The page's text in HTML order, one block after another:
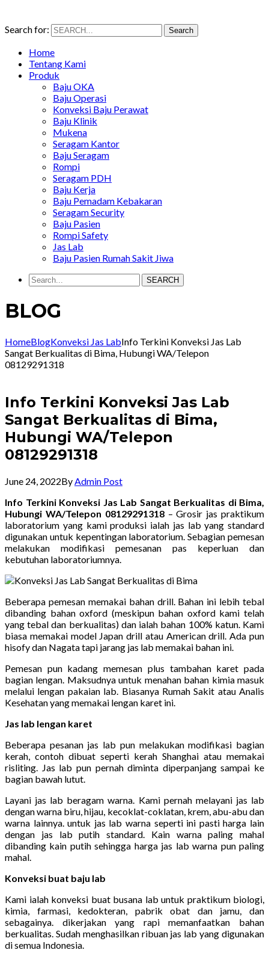
Search for: Search
Home
Tentang Kami
Produk
Baju OKA
Baju Operasi
Konveksi Baju Perawat
Baju Klinik
Mukena
Seragam Kantor
Baju Seragam
Rompi
Seragam PDH
Baju Kerja
Baju Pemadam Kebakaran
Seragam Security
Baju Pasien
Rompi Safety
Jas Lab
Baju Pasien Rumah Sakit Jiwa
SEARCH
BLOG
HomeBlogKonveksi Jas LabInfo Terkini Konveksi Jas Lab
Sangat Berkualitas di Bima, Hubungi WA/Telepon
08129291318
Info Terkini Konveksi Jas Lab
Sangat Berkualitas di Bima,
Hubungi WA/Telepon
08129291318
June 24, 2022By Admin Post
Info Terkini Konveksi Jas Lab Sangat Berkualitas di Bima,
Hubungi WA/Telepon 08129291318– Grosir jas praktikum
laboratorium yang kami produksi ialah jas lab yang standard
digunakan untuk kepentingan laboratorium. Sebagian pemesan
melakukan modifikasi pemesanan pas keperluan dan
kebutuhan laboratoriumnya.
Beberapa pemesan memakai bahan drill. Bahan ini lebih tebal
dibanding bahan oxford (meskipun bahan oxford kami telah
yang tebal dan berkualitas) dan ialah bahan 100% katun. Kami
biasa memakai model Japan drill atau American drill. Ada pun
hisofy dan Nagata tapi jarang jas lab memakai bahan ini.
Pemesan pun kadang memesan plus tambahan karet pada
bagian lengan. Maksudnya untuk menahan bahan kimia masuk
melalui lengan pakaian lab. Biasanya Rumah Sakit atau Analis
Kesehatan yang memakai lengan karet ini.
Jas lab lengan karet
Beberapa pesanan jas lab pun melakukan modifikasi bagian
kerah, contoh dibuat seperti kerah Shanghai atau memakai
risliting. Jas lab pun pernah diminta diperpanjang sampai ke
bagian bawah lutut.
Layani jas lab beragam warna. Kami pernah melayani jas lab
dengan warna biru, hijau, kecoklat-coklatan, krem, abu-abu dan
warna lainnya. untuk jas lab warna seperti ini pasti harga lain
dengan jas lab putih standard. Kain warna paling mahal
dibanding kain putih sehingga harga jas lab warna pun paling
mahal.
Konveksi buat baju lab
Kami ialah konveksi buat busana lab untuk praktikum biologi,
kimia, farmasi, kedokteran, pabrik obat dan jamu, dan
sebagainya. dikerjakan yang rapi memanfaatkan bahan
berkualitas. Sudah menghasilkan ribuan jas lab yang digunakan
di semua Indonesia.